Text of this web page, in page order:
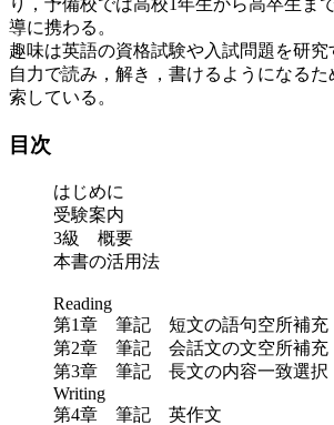
り，予備校では高校1年生から高卒生ま
導に携わる。
趣味は英語の資格試験や入試問題を研
自力で読み，解き，書けるようになる
索している。
目次
はじめに
受験案内
3級 概要
本書の活用法
Reading
第1章 筆記 短文の語句空所補充
第2章 筆記 会話文の文空所補充
第3章 筆記 長文の内容一致選択
Writing
第4章 筆記 英作文